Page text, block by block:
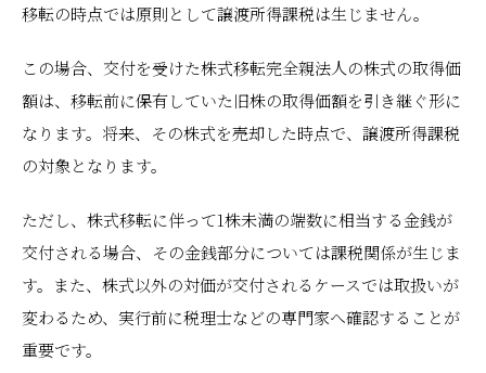
移転の時点では原則として譲渡所得課税は生じません。
この場合、交付を受けた株式移転完全親法人の株式の取得価
額は、移転前に保有していた旧株の取得価額を引き継ぐ形に
なります。将来、その株式を売却した時点で、譲渡所得課税
の対象となります。
ただし、株式移転に伴って1株未満の端数に相当する金銭が
交付される場合、その金銭部分については課税関係が生じま
す。また、株式以外の対価が交付されるケースでは取扱いが
変わるため、実行前に税理士などの専門家へ確認することが
重要です。